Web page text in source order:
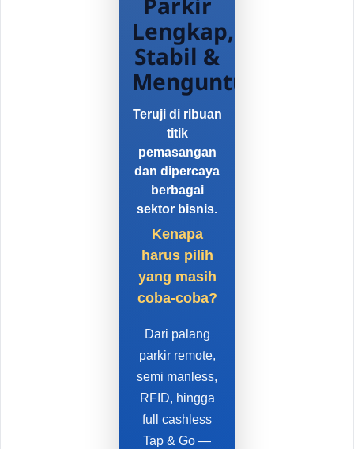
Lengkap,
Stabil &
Menguntungkan
Teruji di ribuan
titik
pemasangan
dan dipercaya
berbagai
sektor bisnis.
Kenapa
harus pilih
yang masih
coba-coba?
Dari palang
parkir remote,
semi manless,
RFID, hingga
full cashless
Tap & Go —